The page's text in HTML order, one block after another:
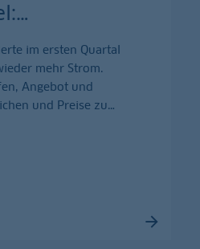
…
im ersten Quartal
mehr Strom.
Angebot und
und Preise zu…